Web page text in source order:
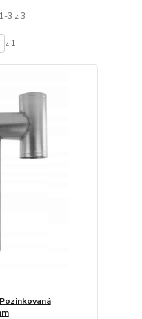
3 z 3
z 1